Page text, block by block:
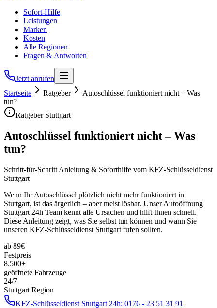
Sofort-Hilfe
Leistungen
Marken
Kosten
Alle Regionen
Fragen & Antworten
Jetzt anrufen
Startseite
Ratgeber
Autoschlüssel funktioniert nicht – Was
tun?
Ratgeber Stuttgart
Autoschlüssel funktioniert nicht – Was
tun?
Schritt-für-Schritt Anleitung & Soforthilfe vom KFZ-Schlüsseldienst
Stuttgart
Wenn Ihr Autoschlüssel plötzlich nicht mehr funktioniert in
Stuttgart, ist das ärgerlich – aber meist lösbar. Unser Autoöffnung
Stuttgart 24h Team kennt alle Ursachen und hilft Ihnen schnell.
Diese Anleitung zeigt, was Sie selbst tun können und wann Sie
unseren KFZ-Schlüsseldienst Stuttgart rufen sollten.
ab 89€
Festpreis
8.500+
geöffnete Fahrzeuge
24/7
Stuttgart Region
KFZ-Schlüsseldienst Stuttgart 24h: 0176 - 23 51 31 91